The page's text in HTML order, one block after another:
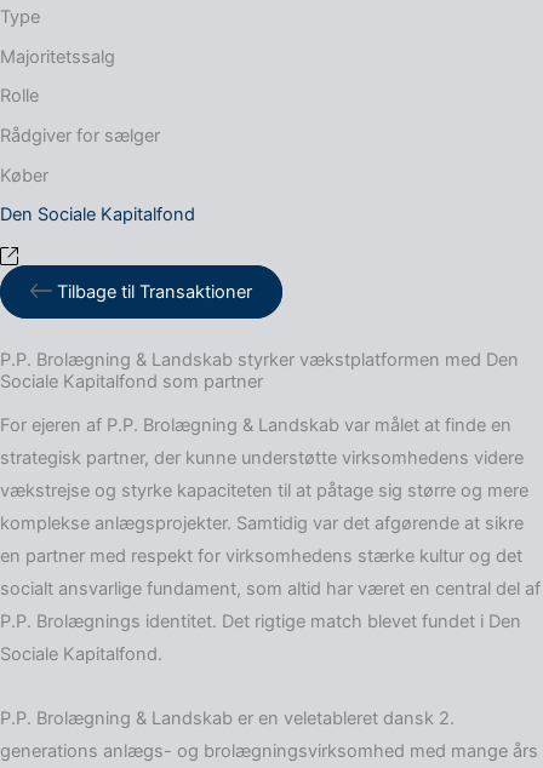
Type
Majoritetssalg
Rolle
Rådgiver for sælger
Køber
Den Sociale Kapitalfond
Tilbage til Transaktioner
P.P. Brolægning & Landskab styrker vækstplatformen med Den
Sociale Kapitalfond som partner
For ejeren af P.P. Brolægning & Landskab var målet at finde en
strategisk partner, der kunne understøtte virksomhedens videre
vækstrejse og styrke kapaciteten til at påtage sig større og mere
komplekse anlægsprojekter. Samtidig var det afgørende at sikre
en partner med respekt for virksomhedens stærke kultur og det
socialt ansvarlige fundament, som altid har været en central del af
P.P. Brolægnings identitet. Det rigtige match blevet fundet i Den
Sociale Kapitalfond.
P.P. Brolægning & Landskab er en veletableret dansk 2.
generations anlægs- og brolægningsvirksomhed med mange års